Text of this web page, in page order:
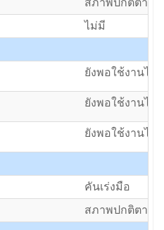
สภาพปกติตาม
ไม่มี
ยังพอใช้งานได้
ยังพอใช้งานได้
ยังพอใช้งานได้
คันเร่งมือ
สภาพปกติตาม